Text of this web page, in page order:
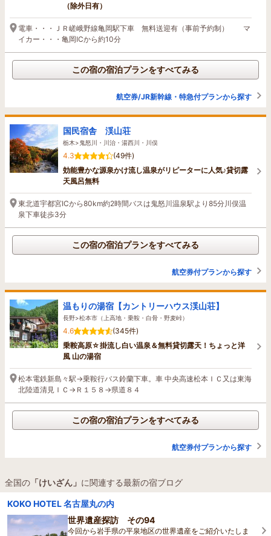
（除外日有）
電車・・・ＪＲ嵯峨野線亀岡駅下車 無料送迎有（事前予約制） マ
イカー・・・亀岡ICから約10分
この宿の宿泊プランをすべてみる
航空券/JR新幹線・特急付プランから探す
国民宿舎 渓山荘
栃木>鬼怒川・川治・湯西川・川俣
4.3
(49件)
効能豊かな源泉かけ流し温泉がリピーターに人気♪貸切露
天風呂無料
東北道宇都宮ICから80km約2時間バスは鬼怒川温泉駅より85分川俣温
泉下車徒歩3分
この宿の宿泊プランをすべてみる
航空券付プランから探す
温もりの湯宿【カントリーハウス渓山荘】
長野>松本市（上高地・乗鞍・白骨・野麦峠）
4.6
(345件)
乗鞍高原☆掛流し白い温泉＆無料貸切露天！ちょっと洋
風 山の湯宿
松本電鉄新島々駅→乗鞍行バス鈴蘭下車。車 中央高速松本ＩＣ又は東海
北陸道清見ＩＣ→Ｒ１５８→県道８４
この宿の宿泊プランをすべてみる
航空券付プランから探す
全国の 「けいざん」 に関連する最新の宿ブログ
KOKO HOTEL 名古屋丸の内
世界遺産探訪 その94
今回から岩手県の平泉地区の世界遺産をご紹介いたしま